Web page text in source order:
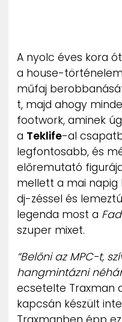
A nyolc éves kora
a house-
műfaj
t, majd ahogy
footwork, aminek
a Teklife-al
legfontosabb, és
előremutató
mellett a mai napig
dj-zéssel és
legenda most a
szuper mixet.
“Belőni az MPC-t,
hangmintázni
ecsetelte Traxman
kapcsán készült